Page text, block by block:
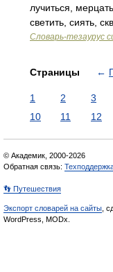
лучиться,
светить, сиять,
Словарь-тезаурус
Страницы ←
1 2 3
10
11 12
© Академик, 2000-2026
Обратная связь:
👣 Путешествия
Экспорт словарей на сайты ,
WordPress, MODx.